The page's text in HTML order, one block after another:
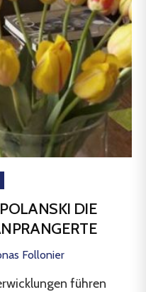
DIE
Follonier
führen